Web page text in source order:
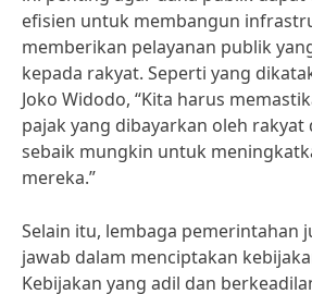
efisien untuk membangun
memberikan pelayanan publik
kepada rakyat. Seperti yang
Joko Widodo, “Kita harus
pajak yang dibayarkan oleh
sebaik mungkin untuk
mereka.”
Selain itu, lembaga pemerintahan
jawab dalam menciptakan
Kebijakan yang adil dan